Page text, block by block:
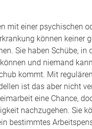
mit einer psychischen
können keiner
Sie haben Schübe, in
und niemand
kommt. Mit regulären
ist das aber nicht
eine Chance,
nachzugehen. Sie
bestimmtes